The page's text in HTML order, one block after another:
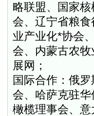
略联盟、国家
会、辽宁省粮
业产业化*协会
会、内蒙古农
展网；
国际合作：俄
会、哈萨克驻
橄榄理事会、 意